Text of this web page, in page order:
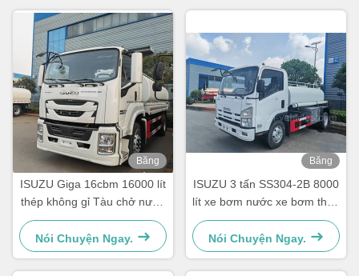
Băng
hình
ISUZU Giga 16cbm 16000 lít
thép không gỉ Tàu chở nước
uống
Nói Chuyện Ngay.
Băng
ISUZU 3 tấn SS304-2B 8000
lít xe bơm nước xe bơm thép
không gỉ
Nói Chuyện Ngay.